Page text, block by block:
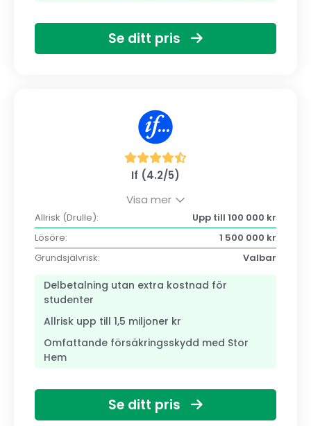
Se ditt pris
If (4.2/5)
Visa mer
Allrisk (Drulle):
Upp till 100 000 kr
Lösöre:
1 500 000 kr
Grundsjälvrisk:
Valbar
Delbetalning utan extra kostnad för
studenter
Allrisk upp till 1,5 miljoner kr
Omfattande försäkringsskydd med Stor
Hem
Se ditt pris